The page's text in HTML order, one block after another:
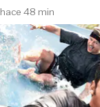
hace 48 min